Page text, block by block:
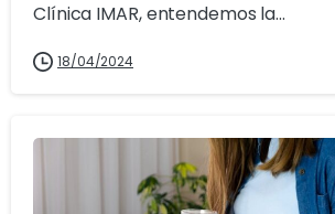
Clínica IMAR, entendemos la...
18/04/2024